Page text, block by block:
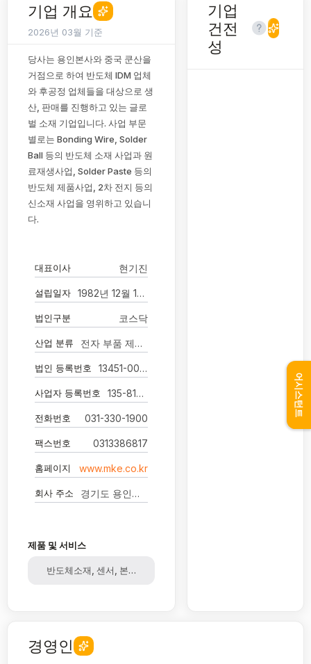
기업 개요
2026년 03월 기준
당사는 용인본사와 중국 쿤산을
거점으로 하여 반도체 IDM 업체
와 후공정 업체들을 대상으로 생
산, 판매를 진행하고 있는 글로
벌 소재 기업입니다. 사업 부문
별로는 Bonding Wire, Solder
Ball 등의 반도체 소재 사업과 원
료재생사업, Solder Paste 등의
반도체 제품사업, 2차 전지 등의
신소재 사업을 영위하고 있습니
다.
대표이사 현기진
설립일자 1982년 12월 16일
법인구분 코스닥
산업 분류 전자 부품 제조업
법인 등록번호 13451-0004412
사업자 등록번호 135-81-06406
전화번호 031-330-1900
팩스번호 0313386817
홈페이지 www.mke.co.kr
회사 주소 경기도 용인시 처인구 포곡읍 금어로 405 엠케이전자
제품 및 서비스
반도체소재, 센서, 본딩와이어, 금속재생
기업
건전
성
경영인
어시스턴트